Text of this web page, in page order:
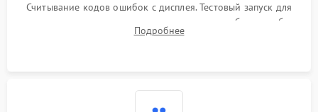
Считывание кодов ошибок с дисплея. Тестовый запуск для
выявления посторонних шумов, протечек или сбоев в работе
электронного модуля управления.
Подробнее